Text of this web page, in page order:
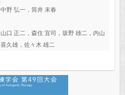
中野 弘一，筒井 末春
山口 正二，森住 宜司，坂野 雄二，内山
喜久雄，佐々木 雄二